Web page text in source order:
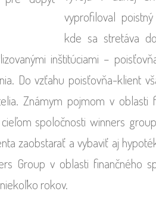
vyprofiloval
kde sa stretáva
inštitúciami –
Do vzťahu poisťovňa-klient
Známym pojmom v oblasti
spoločnosti winners
zaobstarať a vybaviť aj
Group v oblasti finančného
rokov.